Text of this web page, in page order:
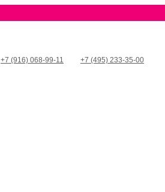
+7 (916) 068-99-11 +7 (495) 233-35-00